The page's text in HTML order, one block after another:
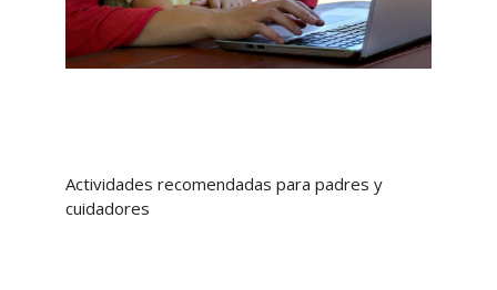
Actividades recomendadas para padres y
cuidadores